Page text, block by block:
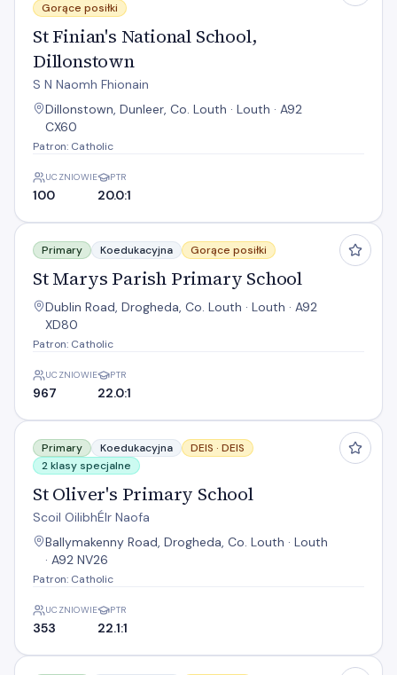
Gorące posiłki
St Finian's National School,
Dillonstown
S N Naomh Fhionain
Dillonstown, Dunleer, Co. Louth · Louth · A92
CX60
Patron: Catholic
UCZNIOWIE
100
PTR
20.0:1
St Marys Parish Primary School
Primary Koedukacyjna Gorące posiłki
St Marys Parish Primary School
Dublin Road, Drogheda, Co. Louth · Louth · A92
XD80
Patron: Catholic
UCZNIOWIE
967
PTR
22.0:1
St Oliver's Primary School
Primary Koedukacyjna DEIS · DEIS
2 klasy specjalne
St Oliver's Primary School
Scoil OilibhÉIr Naofa
Ballymakenny Road, Drogheda, Co. Louth · Louth
· A92 NV26
Patron: Catholic
UCZNIOWIE
353
PTR
22.1:1
St Pauls Senior Ns